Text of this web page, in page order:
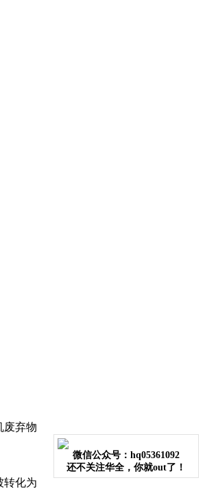
微信公众号：hq05361092
还不关注华全，你就out了！
废弃物
转化为